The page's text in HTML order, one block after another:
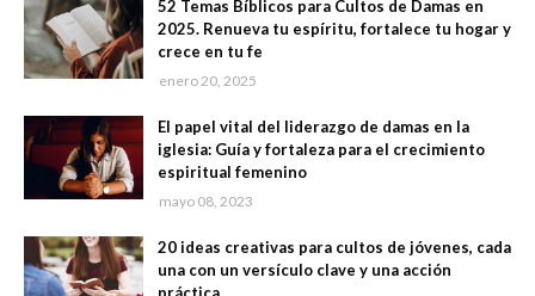
52 Temas Bíblicos para Cultos de Damas en
2025. Renueva tu espíritu, fortalece tu hogar y
crece en tu fe
enero 20, 2025
El papel vital del liderazgo de damas en la
iglesia: Guía y fortaleza para el crecimiento
espiritual femenino
mayo 08, 2023
20 ideas creativas para cultos de jóvenes, cada
una con un versículo clave y una acción